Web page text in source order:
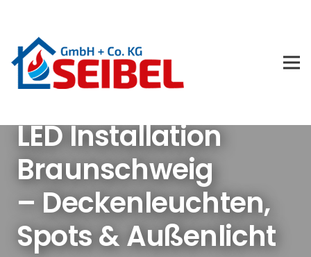
LED Installation
Braunschweig
– Deckenleuchten,
Spots & Außenlicht